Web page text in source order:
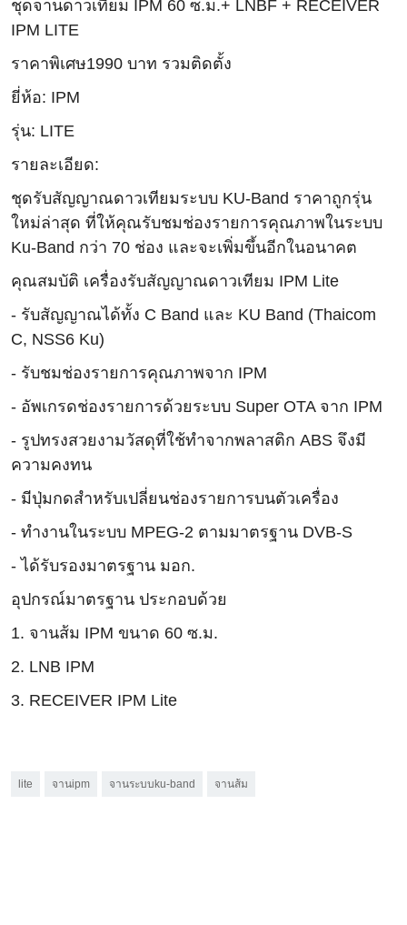
ชุดจานดาวเทียม IPM 60 ซ.ม.+ LNBF + RECEIVER
IPM LITE
ราคาพิเศษ1990 บาท รวมติดตั้ง
ยี่ห้อ: IPM
รุ่น: LITE
รายละเอียด:
ชุดรับสัญญาณดาวเทียมระบบ KU-Band ราคาถูกรุ่น
ใหม่ล่าสุด ที่ให้คุณรับชมช่องรายการคุณภาพในระบบ
Ku-Band กว่า 70 ช่อง และจะเพิ่มขึ้นอีกในอนาคต
คุณสมบัติ เครื่องรับสัญญาณดาวเทียม IPM Lite
- รับสัญญาณได้ทั้ง C Band และ KU Band (Thaicom
C, NSS6 Ku)
- รับชมช่องรายการคุณภาพจาก IPM
- อัพเกรดช่องรายการด้วยระบบ Super OTA จาก IPM
- รูปทรงสวยงามวัสดุที่ใช้ทำจากพลาสติก ABS จึงมี
ความคงทน
- มีปุ่มกดสำหรับเปลี่ยนช่องรายการบนตัวเครื่อง
- ทำงานในระบบ MPEG-2 ตามมาตรฐาน DVB-S
- ได้รับรองมาตรฐาน มอก.
อุปกรณ์มาตรฐาน ประกอบด้วย
1. จานส้ม IPM ขนาด 60 ซ.ม.
2. LNB IPM
3. RECEIVER IPM Lite
lite จานipm จานระบบku-band จานส้ม